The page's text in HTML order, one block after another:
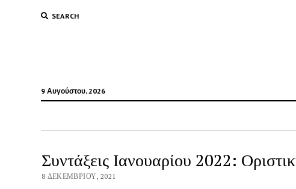
SEARCH
9 Αυγούστου, 2026
Συντάξεις Ιανουαρίου 2022:
8 ΔΕΚΕΜΒΡΊΟΥ, 2021